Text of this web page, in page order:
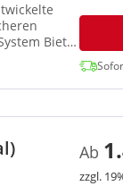
Bietet
Ab
zzgl.